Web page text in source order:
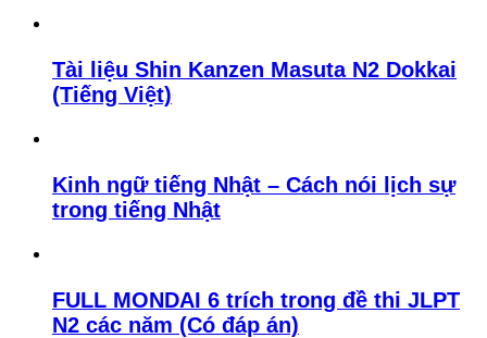
Tài liệu Shin Kanzen Masuta N2 Dokkai
(Tiếng Việt)
Kinh ngữ tiếng Nhật – Cách nói lịch sự
trong tiếng Nhật
FULL MONDAI 6 trích trong đề thi JLPT
N2 các năm (Có đáp án)